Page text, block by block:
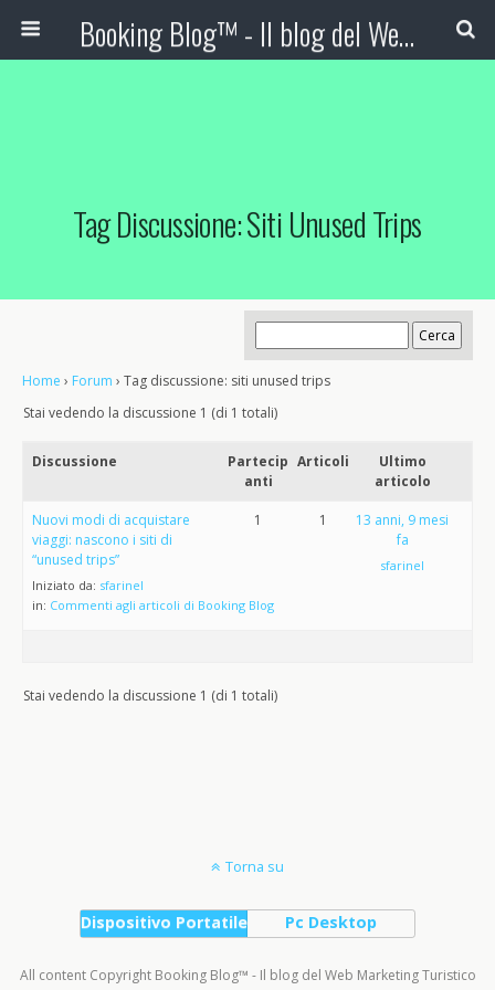
Booking Blog™ - Il blog del Web Marketing Turistico
Tag Discussione: Siti Unused Trips
Home › Forum › Tag discussione: siti unused trips
Stai vedendo la discussione 1 (di 1 totali)
Discussione
Partecip
anti
Articoli
Ultimo
articolo
Nuovi modi di acquistare
viaggi: nascono i siti di
“unused trips”
Iniziato da: sfarinel
in: Commenti agli articoli di Booking Blog
1 1
13 anni, 9 mesi
fa
sfarinel
Stai vedendo la discussione 1 (di 1 totali)
Torna su
Dispositivo Portatile Pc Desktop
All content Copyright Booking Blog™ - Il blog del Web Marketing Turistico